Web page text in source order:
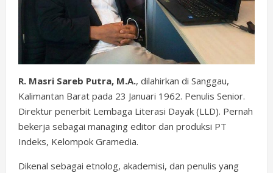
R. Masri Sareb Putra, M.A., dilahirkan di Sanggau,
Kalimantan Barat pada 23 Januari 1962. Penulis Senior.
Direktur penerbit Lembaga Literasi Dayak (LLD). Pernah
bekerja sebagai managing editor dan produksi PT
Indeks, Kelompok Gramedia.
Dikenal sebagai etnolog, akademisi, dan penulis yang